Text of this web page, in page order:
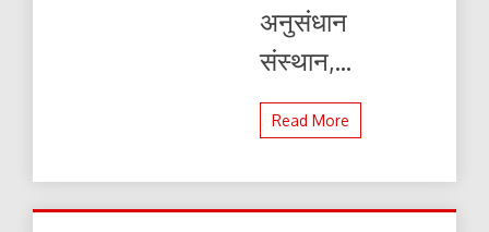
अनुसंधान
संस्थान,...
Read More